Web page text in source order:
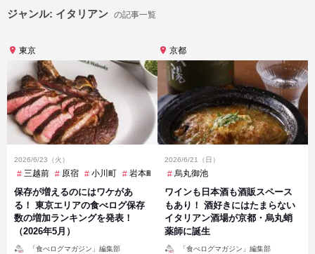
ジャンル: イタリアン の記事一覧
東京
2026/6/23（火）
三越前 原宿 小川町 岩本町 恵比寿 新宿
保存が増えるのにはワケがあ
る！ 東京エリアの食べログ保存
数の増加ランキングを発表！
（2026年5月）
「食べログマガジン」編集部
京都
2026/6/21（日）
烏丸御池
ワインも日本酒も酒販スペース
もあり！ 酒好きにはたまらない
イタリアン酒場が京都・烏丸蛸
薬師に誕生
「食べログマガジン」編集部